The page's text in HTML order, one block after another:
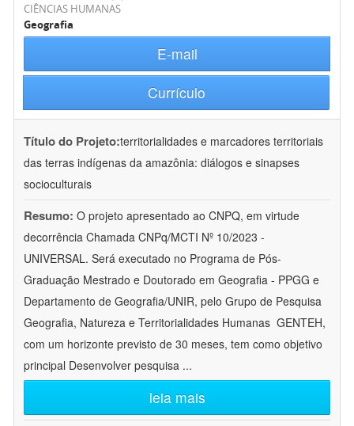
CIÊNCIAS HUMANAS
Geografia
E-mail
Currículo
Título do Projeto:territorialidades e marcadores territoriais
das terras indígenas da amazônia: diálogos e sinapses
socioculturais
Resumo: O projeto apresentado ao CNPQ, em virtude
decorrência Chamada CNPq/MCTI Nº 10/2023 -
UNIVERSAL. Será executado no Programa de Pós-
Graduação Mestrado e Doutorado em Geografia - PPGG e
Departamento de Geografia/UNIR, pelo Grupo de Pesquisa
Geografia, Natureza e Territorialidades Humanas  GENTEH,
com um horizonte previsto de 30 meses, tem como objetivo
principal Desenvolver pesquisa ...
leia mais